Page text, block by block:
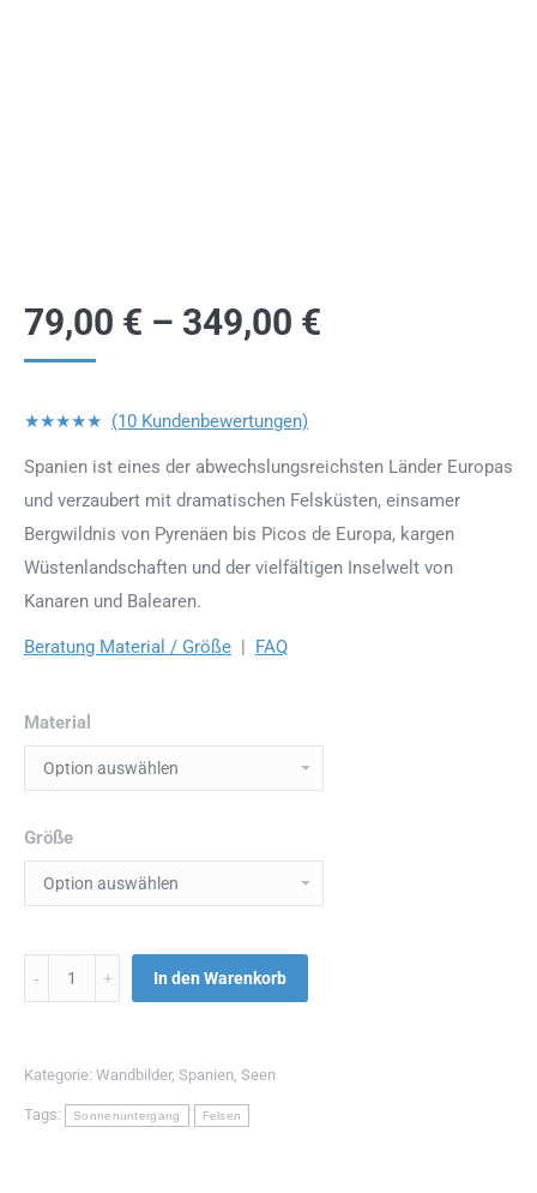
79,00 € – 349,00 €
★★★★★ (10 Kundenbewertungen)
Spanien ist eines der abwechslungsreichsten Länder Europas
und verzaubert mit dramatischen Felsküsten, einsamer
Bergwildnis von Pyrenäen bis Picos de Europa, kargen
Wüstenlandschaften und der vielfältigen Inselwelt von
Kanaren und Balearen.
Beratung Material / Größe | FAQ
Material
Größe
Menge In den Warenkorb
Kategorie: Wandbilder, Spanien Seen
Tags: Sonnenuntergang Felsen